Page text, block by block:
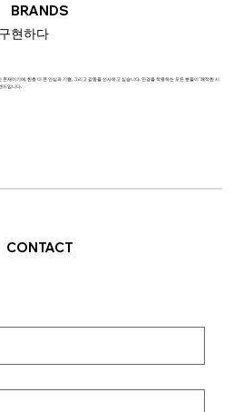
BRANDS
현하다
재이기에, 한층 더 큰 안심과 기쁨, 그리고 감동을 선사하고 싶습니다. 안경을 착용하는 모든 분들이 '쾌적한 시
드입니다.
CONTACT